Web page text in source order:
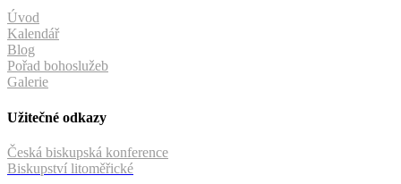
Úvod
Kalendář
Blog
Pořad bohoslužeb
Galerie
Užitečné odkazy
Česká biskupská konference
Biskupství litoměřické